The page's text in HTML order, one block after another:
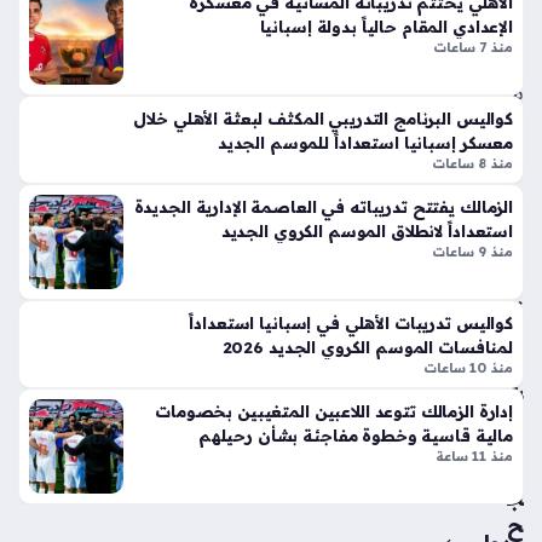
الج
بإ
ط
لا
ق
أيق
ونت
ها
دي
دة
ذا
ت
الإث
ني
شر
أس
مرا
منذ
سا
عتي
مبا
ة
في
ال
ش
وف
ة
ج
ح
سجلها الفريق المصري في آخر تجاربه التحضيرية قبل انطلاق
الموسم الجديد، حيث انتهت المواجهة بهدفين مقابل هدف لصالح…
الإعدادي المقام حالياً بدولة إسبانيا
منذ 7 ساعات
كواليس البرنامج التدريبي المكثف لبعثة الأهلي خلال
معسكر إسبانيا استعداداً للموسم الجديد
منذ 8 ساعات
الزمالك يفتتح تدريباته في العاصمة الإدارية الجديدة
استعداداً لانطلاق الموسم الكروي الجديد
منذ 9 ساعات
كواليس تدريبات الأهلي في إسبانيا استعداداً
لمنافسات الموسم الكروي الجديد 2026
منذ 10 ساعات
إدارة الزمالك تتوعد اللاعبين المتغيبين بخصومات
مالية قاسية وخطوة مفاجئة بشأن رحيلهم
منذ 11 ساعة